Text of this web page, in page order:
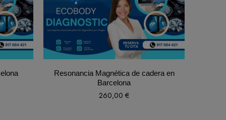
Resonancia Magnética de cadera en
Barcelona
260,00 €